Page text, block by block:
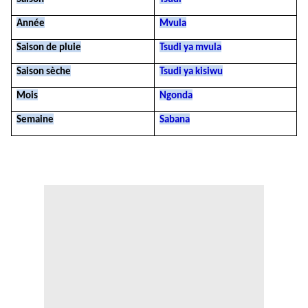
Année Mvula
Saison de pluie Tsudi ya mvula
Saison sèche Tsudi ya kisiwu
Mois Ngonda
Semaine Sabana